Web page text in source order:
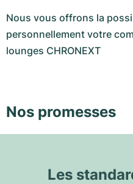
Nous vous offrons la
personnellement votre
lounges CHRONEXT
Nos promesses
Les